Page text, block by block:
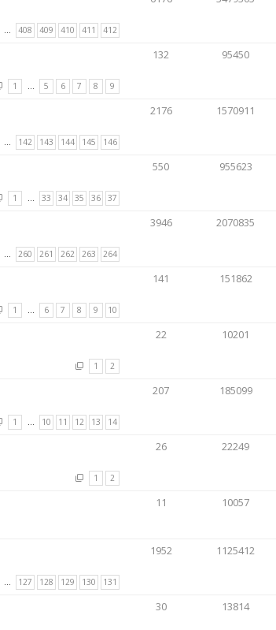
… 408 409 410 411 412
1 … 5 6 7 8 9
132 95450
… 142 143 144 145 146
2176 1570911
1 … 33 34 35 36 37
550 955623
… 260 261 262 263 264
3946 2070835
1 … 6 7 8 9 10
141 151862
1 2
22 10201
1 … 10 11 12 13 14
207 185099
1 2
26 22249
11 10057
… 127 128 129 130 131
1952 1125412
30 13814